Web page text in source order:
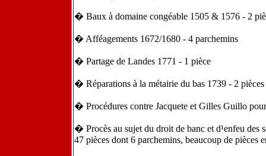
� Baux à domaine congéable 1505 & 1576 - 2
� Afféagements 1672/1680 - 4 parchemins
� Partage de Landes 1771 - 1 pièce
� Réparations à la métairie du bas 1739 - 2 pièces
� Procédures contre Jacquete et Gilles Guillo
� Procès au sujet du droit de banc et d¹enfeu des
47 pièces dont 6 parchemins, beaucoup de pièces